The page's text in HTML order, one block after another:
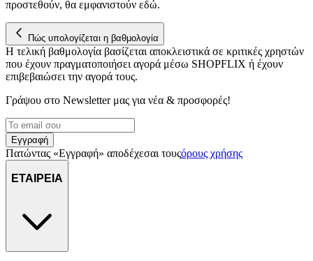
προστεθούν, θα εμφανιστούν εδώ.
Πώς υπολογίζεται η βαθμολογία
Η τελική βαθμολογία βασίζεται αποκλειστικά σε κριτικές χρηστών
που έχουν πραγματοποιήσει αγορά μέσω SHOPFLIX ή έχουν
επιβεβαιώσει την αγορά τους.
Γράψου στο Νewsletter μας για νέα & προσφορές!
Εγγραφή
Πατώντας «Εγγραφή» αποδέχεσαι τουςόρους χρήσης
ΕΤΑΙΡΕΙΑ